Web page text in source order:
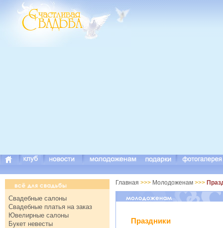
Свадебные салоны
Свадебные платья на заказ
Ювелирные салоны
Букет невесты
Главная >>> Молодоженам >>>
Праздники